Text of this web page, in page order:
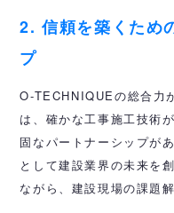
2. 信頼を築くため
プ
O-TECHNIQUEの総合力
は、確かな工事施工技術
固なパートナーシップが
として建設業界の未来を
ながら、建設現場の課題